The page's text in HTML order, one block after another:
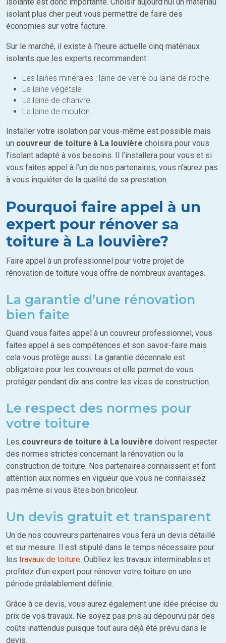
isolante est donc importante. Choisir aujourd’hui un matériau
isolant plus cher peut vous permettre de faire des
économies sur votre facture.
Sur le marché, il existe à l’heure actuelle cinq matériaux
isolants que les experts recommandent :
Les laines minérales : laine de verre ou laine de roche
La laine végétale
La laine de chanvre
La laine de mouton
Installer votre isolation par vous-même est possible mais
un couvreur de toiture à La louvière choisira pour vous
l’isolant adapté à vos besoins. Il l’installera pour vous et si
vous faites appel à l’un de nos partenaires, vous n’aurez pas
à vous inquiéter de la qualité de sa prestation.
Pourquoi faire appel à un
expert pour rénover sa
toiture à La louvière?
Faire appel à un professionnel pour votre projet de
rénovation de toiture vous offre de nombreux avantages.
La garantie d’une rénovation
bien faite
Quand vous faites appel à un couvreur professionnel, vous
faites appel à ses compétences et son savoir-faire mais
cela vous protège aussi. La garantie décennale est
obligatoire pour les couvreurs et elle permet de vous
protéger pendant dix ans contre les vices de construction.
Le respect des normes pour
votre toiture
Les couvreurs de toiture à La louvière doivent respecter
des normes strictes concernant la rénovation ou la
construction de toiture. Nos partenaires connaissent et font
attention aux normes en vigueur que vous ne connaissez
pas même si vous êtes bon bricoleur.
Un devis gratuit et transparent
Un de nos couvreurs partenaires vous fera un devis détaillé
et sur mesure. Il est stipulé dans le temps nécessaire pour
les travaux de toiture. Oubliez les travaux interminables et
profitez d’un expert pour rénover votre toiture en une
période préalablement définie.
Grâce à ce devis, vous aurez également une idée précise du
prix de vos travaux. Ne soyez pas pris au dépourvu par des
coûts inattendus puisque tout aura déjà été prévu dans le
devis.